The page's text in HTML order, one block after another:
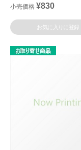
小売価格 ¥830
お気に入りに登録